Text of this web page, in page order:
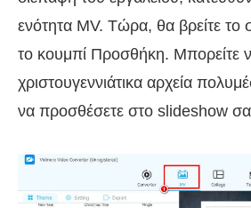
ενότητα MV. Τώρα, θα βρείτε
το κουμπί Προσθήκη. Μπορείτε
χριστουγεννιάτικα αρχεία
να προσθέσετε στο slideshow